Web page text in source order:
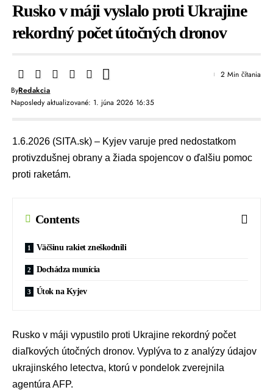
Rusko v máji vyslalo proti Ukrajine
rekordný počet útočných dronov
Naposledy aktualizované: 1. júna 2026 16:35
ByRedakcia
2 Min čítania
1.6.2026 (SITA.sk) – Kyjev varuje pred nedostatkom
protivzdušnej obrany a žiada spojencov o ďalšiu pomoc
proti raketám.
Contents
Väčšinu rakiet zneškodnili
Dochádza munícia
Útok na Kyjev
Rusko v máji vypustilo proti Ukrajine rekordný počet
diaľkových útočných dronov. Vyplýva to z analýzy údajov
ukrajinského letectva, ktorú v pondelok zverejnila
agentúra AFP.